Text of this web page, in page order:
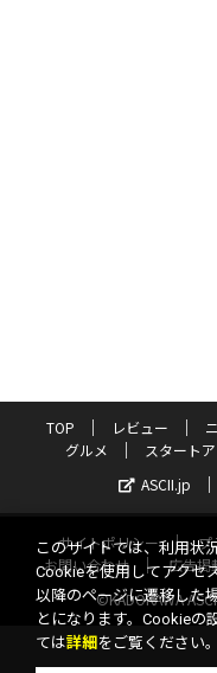
TOP レビュー
グルメ
スタート
ASCII.jp
サイトポリシー プ
お問い合わせ
広告掲
©KADOKAWA
このサイトでは、利用状
Cookieを使用してアクセ
以降のページに遷移した
とになります。Cookieの
ては詳細 をご覧ください。